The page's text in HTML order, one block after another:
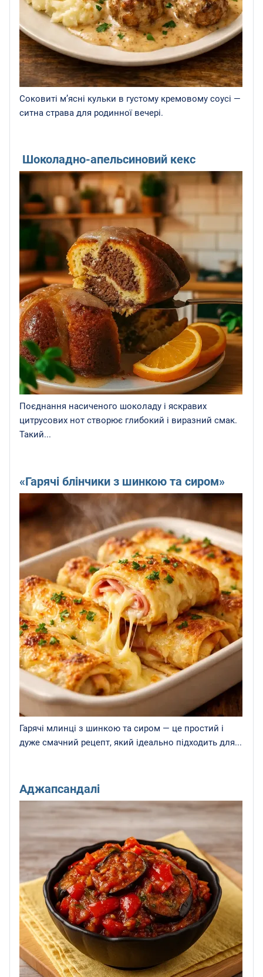
Соковиті м’ясні кульки в густому кремовому соусі —
ситна страва для родинної вечері.
Шоколадно-апельсиновий кекс
Поєднання насиченого шоколаду і яскравих
цитрусових нот створює глибокий і виразний смак.
Такий...
«Гарячі блінчики з шинкою та сиром»
Гарячі млинці з шинкою та сиром — це простий і
дуже смачний рецепт, який ідеально підходить для...
Аджапсандалі